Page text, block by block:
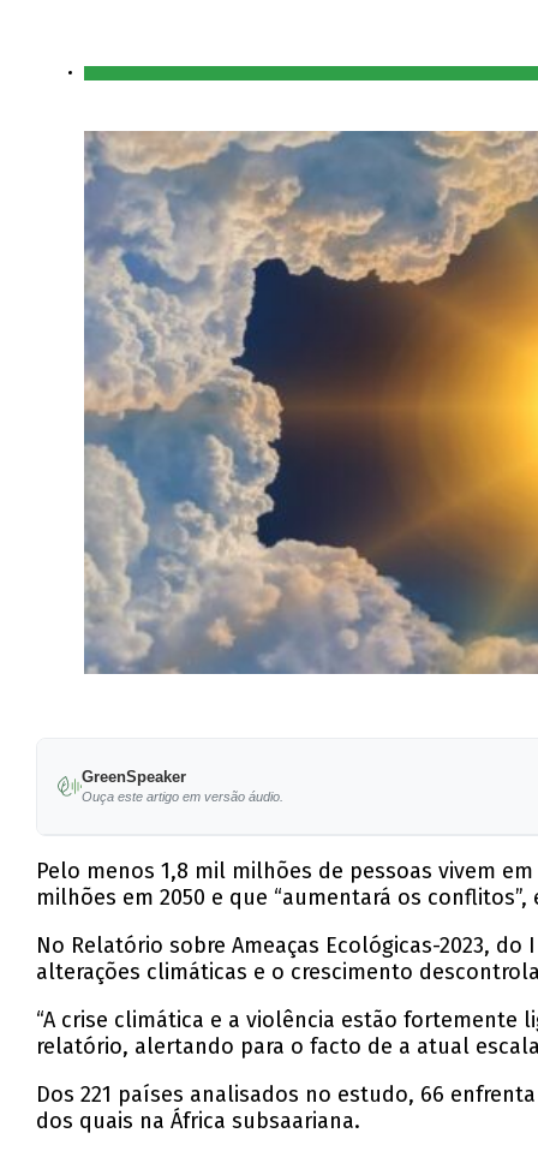
GreenSpeaker
Ouça este artigo em versão áudio.
Pelo menos 1,8 mil milhões de pessoas vivem
milhões em 2050 e que “aumentará os
No Relatório sobre Ameaças Ecológicas-2023,
alterações climáticas e o crescimento
“A crise climática e a violência estão fortemente
relatório, alertando para o facto de a atual
Dos 221 países analisados no estudo, 66
dos quais na África subsaariana.